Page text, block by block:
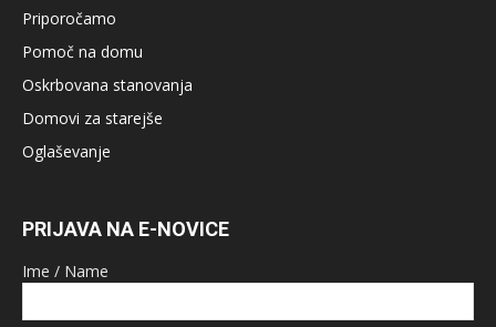
Priporočamo
Pomoč na domu
Oskrbovana stanovanja
Domovi za starejše
Oglaševanje
PRIJAVA NA E-NOVICE
Ime / Name